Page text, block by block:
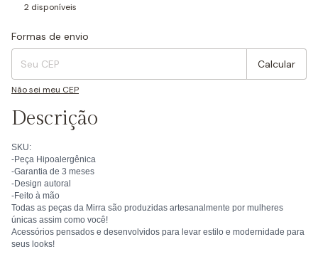
2 disponíveis
Entregas para o CEP:
Formas de envio
Calcular
Não sei meu CEP
Descrição
SKU:
-Peça Hipoalergênica
-Garantia de 3 meses
-Design autoral
-Feito à mão
Todas as peças da Mirra são produzidas artesanalmente por mulheres
únicas assim como você!
Acessórios pensados e desenvolvidos para levar estilo e modernidade para
seus looks!